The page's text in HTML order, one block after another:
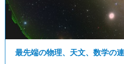
最先端の物理、天文、数学の